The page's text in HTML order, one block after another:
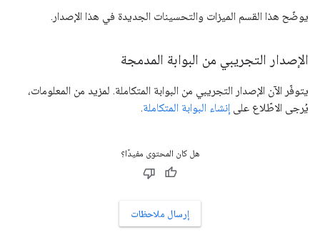
يوضّح هذا القسم الميزات والتحسينات الجديدة في هذا الإصدار.
الإصدار التجريبي من البوابة المدمجة
يتوفّر الآن الإصدار التجريبي من البوابة المتكاملة. لمزيد من المعلومات،
يُرجى الاطّلاع على إنشاء البوابة المتكاملة.
هل كان المحتوى مفيدًا؟
إرسال ملاحظات